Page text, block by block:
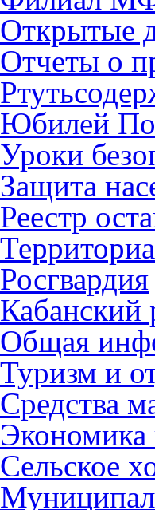
Открытые
Отчеты о
Юбилей
Уроки
Защита
Реестр
Росгвардия
Кабанский
Общая
Туризм и
Средства
Экономика
Сельское